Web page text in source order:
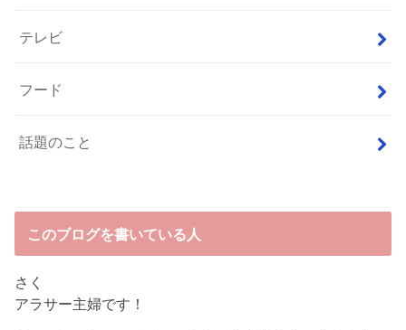
テレビ
フード
話題のこと
このブログを書いている人
さく
アラサー主婦です！